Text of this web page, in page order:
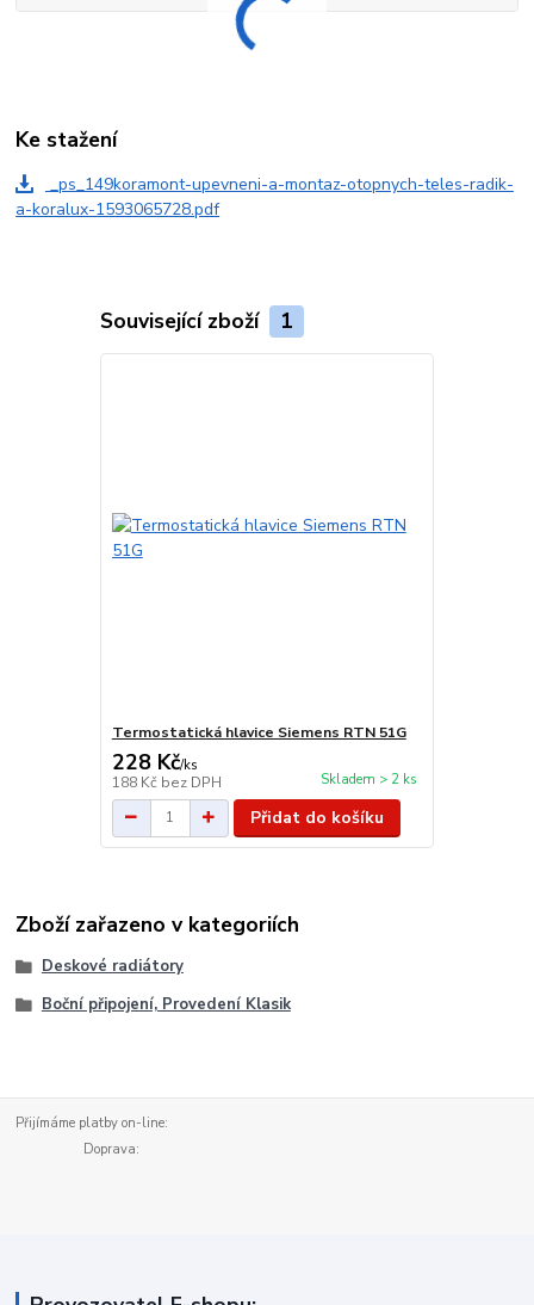
Ke stažení
_ps_149koramont-upevneni-a-montaz-otopnych-teles-radik-
a-koralux-1593065728.pdf
Související zboží 1
Termostatická hlavice Siemens RTN 51G
228 Kč/ks
188 Kč bez DPH Skladem > 2 ks
Přidat do košíku
Zboží zařazeno v kategoriích
Deskové radiátory
Boční připojení, Provedení Klasik
Přijímáme platby on-line:
Doprava: